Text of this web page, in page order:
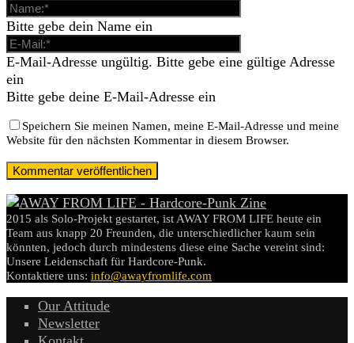
Bitte gebe dein Name ein
E-Mail-Adresse ungültig. Bitte gebe eine gültige Adresse
ein
Bitte gebe deine E-Mail-Adresse ein
Speichern Sie meinen Namen, meine E-Mail-Adresse und meine
Website für den nächsten Kommentar in diesem Browser.
2015 als Solo-Projekt gestartet, ist AWAY FROM LIFE heute ein
Team aus knapp 20 Freunden, die unterschiedlicher kaum sein
könnten, jedoch durch mindestens diese eine Sache vereint sind:
Unsere Leidenschaft für Hardcore-Punk.
Kontaktiere uns: info@awayfromlife.com
Our Attitude
Newsletter